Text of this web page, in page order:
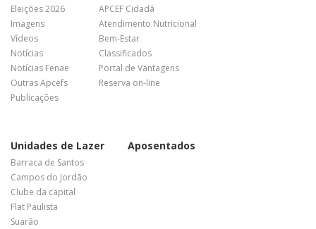
Eleições 2026
Imagens
Vídeos
Notícias
Notícias Fenae
Outras Apcefs
Publicações
APCEF Cidadã
Atendimento Nutricional
Bem-Estar
Classificados
Portal de Vantagens
Reserva on-line
Unidades de Lazer
Barraca de Santos
Campos do Jordão
Clube da capital
Flat Paulista
Suarão
Aposentados